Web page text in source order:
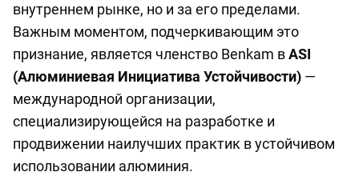
внутреннем рынке, но и за его пределами.
Важным моментом, подчеркивающим это
признание, является членство Benkam вASI
(Алюминиевая Инициатива Устойчивости) —
международной организации,
специализирующейся на разработке и
продвижении наилучших практик в устойчивом
использовании алюминия.